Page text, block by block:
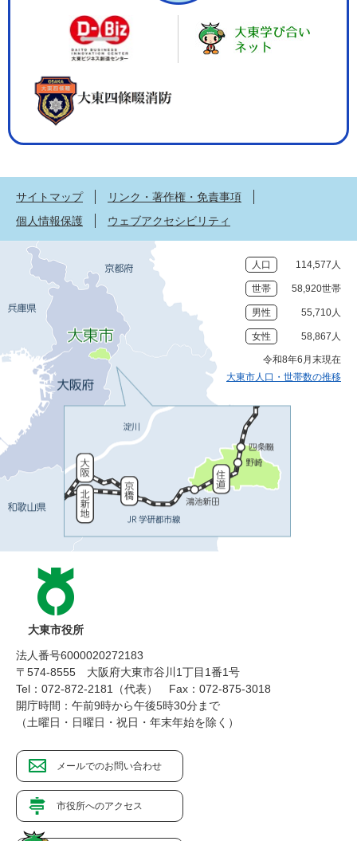
サイトマップ
リンク・著作権・免責事項
個人情報保護
ウェブアクセシビリティ
人口 114,577人
世帯 58,920世帯
男性 55,710人
女性 58,867人
令和8年6月末現在
大東市人口・世帯数の推移
大東市役所
法人番号6000020272183
〒574-8555 大阪府大東市谷川1丁目1番1号
Tel：072-872-2181（代表）
Fax：072-875-3018
開庁時間：午前9時から午後5時30分まで
（土曜日・日曜日・祝日・年末年始を除く）
メールでのお問い合わせ
市役所へのアクセス